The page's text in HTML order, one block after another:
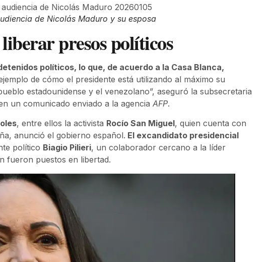
de Nicolás Maduro y su esposa
presos políticos
políticos, lo que, de acuerdo a la Casa Blanca,
de cómo el presidente está utilizando al máximo su
estadounidense y el venezolano”, aseguró la subsecretaria
un comunicado enviado a la agencia AFP.
, entre ellos la activista Rocío San Miguel, quien cuenta con
anunció el gobierno español. El excandidato presidencial
político Biagio Pilieri, un colaborador cercano a la líder
fueron puestos en libertad.